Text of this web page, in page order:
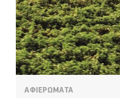
ΑΦΙΕΡΩΜΑΤΑ